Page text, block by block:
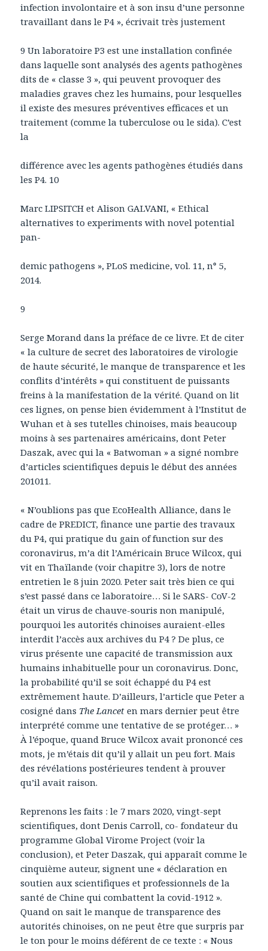
infection involontaire et à son insu d’une personne
travaillant dans le P4 », écrivait très justement
9 Un laboratoire P3 est une installation confinée
dans laquelle sont analysés des agents pathogènes
dits de « classe 3 », qui peuvent provoquer des
maladies graves chez les humains, pour lesquelles
il existe des mesures préventives efficaces et un
traitement (comme la tuberculose ou le sida). C’est
la
différence avec les agents pathogènes étudiés dans
les P4. 10
Marc LIPSITCH et Alison GALVANI, « Ethical
alternatives to experiments with novel potential
pan-
demic pathogens », PLoS medicine, vol. 11, n° 5,
2014.
9
Serge Morand dans la préface de ce livre. Et de citer
« la culture de secret des laboratoires de virologie
de haute sécurité, le manque de transparence et les
conflits d’intérêts » qui constituent de puissants
freins à la manifestation de la vérité. Quand on lit
ces lignes, on pense bien évidemment à l’Institut de
Wuhan et à ses tutelles chinoises, mais beaucoup
moins à ses partenaires américains, dont Peter
Daszak, avec qui la « Batwoman » a signé nombre
d’articles scientifiques depuis le début des années
201011.
« N’oublions pas que EcoHealth Alliance, dans le
cadre de PREDICT, finance une partie des travaux
du P4, qui pratique du gain of function sur des
coronavirus, m’a dit l’Américain Bruce Wilcox, qui
vit en Thaïlande (voir chapitre 3), lors de notre
entretien le 8 juin 2020. Peter sait très bien ce qui
s’est passé dans ce laboratoire… Si le SARS- CoV-2
était un virus de chauve-souris non manipulé,
pourquoi les autorités chinoises auraient-elles
interdit l’accès aux archives du P4 ? De plus, ce
virus présente une capacité de transmission aux
humains inhabituelle pour un coronavirus. Donc,
la probabilité qu’il se soit échappé du P4 est
extrêmement haute. D’ailleurs, l’article que Peter a
cosigné dans The Lancet en mars dernier peut être
interprété comme une tentative de se protéger… »
À l’époque, quand Bruce Wilcox avait prononcé ces
mots, je m’étais dit qu’il y allait un peu fort. Mais
des révélations postérieures tendent à prouver
qu’il avait raison.
Reprenons les faits : le 7 mars 2020, vingt-sept
scientifiques, dont Denis Carroll, co- fondateur du
programme Global Virome Project (voir la
conclusion), et Peter Daszak, qui apparaît comme le
cinquième auteur, signent une « déclaration en
soutien aux scientifiques et professionnels de la
santé de Chine qui combattent la covid-1912 ».
Quand on sait le manque de transparence des
autorités chinoises, on ne peut être que surpris par
le ton pour le moins déférent de ce texte : « Nous